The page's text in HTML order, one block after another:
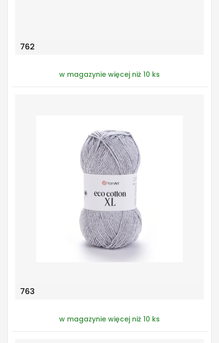
762
w magazynie więcej niż 10 ks
763
w magazynie więcej niż 10 ks